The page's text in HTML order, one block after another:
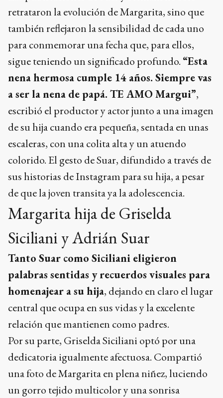
retrataron la evolución de Margarita, sino que
también reflejaron la sensibilidad de cada uno
para conmemorar una fecha que, para ellos,
sigue teniendo un significado profundo. “Esta
nena hermosa cumple 14 años. Siempre vas
a ser la nena de papá. TE AMO Margui”,
escribió el productor y actor junto a una imagen
de su hija cuando era pequeña, sentada en unas
escaleras, con una colita alta y un atuendo
colorido. El gesto de Suar, difundido a través de
sus historias de Instagram para su hija, a pesar
de que la joven transita ya la adolescencia.
Margarita hija de Griselda
Siciliani y Adrián Suar
Tanto Suar como Siciliani eligieron
palabras sentidas y recuerdos visuales para
homenajear a su hija, dejando en claro el lugar
central que ocupa en sus vidas y la excelente
relación que mantienen como padres.
Por su parte, Griselda Siciliani optó por una
dedicatoria igualmente afectuosa. Compartió
una foto de Margarita en plena niñez, luciendo
un gorro tejido multicolor y una sonrisa